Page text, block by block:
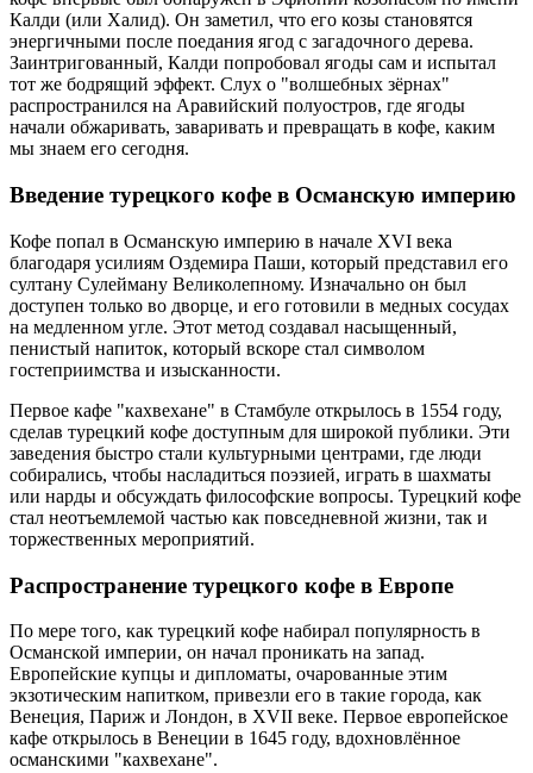
Калди (или Халид). Он заметил, что его козы становятся
энергичными после поедания ягод с загадочного дерева.
Заинтригованный, Калди попробовал ягоды сам и испытал
тот же бодрящий эффект. Слух о "волшебных зёрнах"
распространился на Аравийский полуостров, где ягоды
начали обжаривать, заваривать и превращать в кофе, каким
мы знаем его сегодня.
Введение турецкого кофе в Османскую империю
Кофе попал в Османскую империю в начале XVI века
благодаря усилиям Оздемира Паши, который представил его
султану Сулейману Великолепному. Изначально он был
доступен только во дворце, и его готовили в медных сосудах
на медленном угле. Этот метод создавал насыщенный,
пенистый напиток, который вскоре стал символом
гостеприимства и изысканности.
Первое кафе "кахвехане" в Стамбуле открылось в 1554 году,
сделав турецкий кофе доступным для широкой публики. Эти
заведения быстро стали культурными центрами, где люди
собирались, чтобы насладиться поэзией, играть в шахматы
или нарды и обсуждать философские вопросы. Турецкий кофе
стал неотъемлемой частью как повседневной жизни, так и
торжественных мероприятий.
Распространение турецкого кофе в Европе
По мере того, как турецкий кофе набирал популярность в
Османской империи, он начал проникать на запад.
Европейские купцы и дипломаты, очарованные этим
экзотическим напитком, привезли его в такие города, как
Венеция, Париж и Лондон, в XVII веке. Первое европейское
кафе открылось в Венеции в 1645 году, вдохновлённое
османскими "кахвехане".